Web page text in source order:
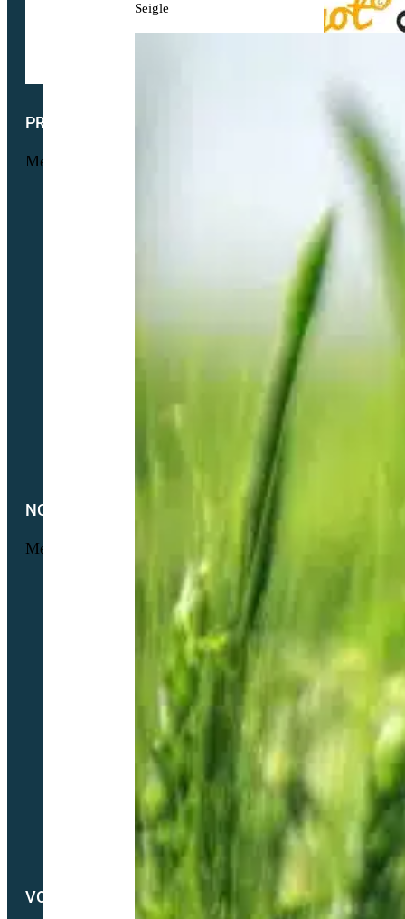
Seigle
PRODUITS
Menu
Semences fourragères bio
NOTRE SOCIÉTÉ
Menu
Foire aux questions
Origine de nos sociétés
À propos de Partner & Co
Nos certificats biologiques
Attestation GNIS – Partner & Co
Notre catalogue
Petit lexique du parfait semencier bio
Notre démarche RSE
VOTRE COMPTE